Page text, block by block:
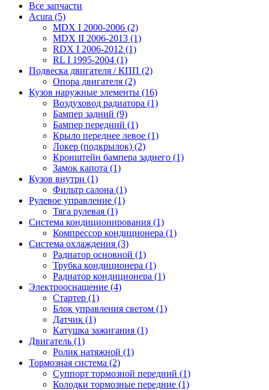
Все запчасти
Acura (5)
MDX I 2000-2006 (2)
MDX II 2006-2013 (1)
RDX I 2006-2012 (1)
RL I 1995-2004 (1)
Подвеска двигателя / КПП (2)
Опора двигателя (2)
Кузов наружные элементы (16)
Воздуховод радиатора (1)
Бампер задний (9)
Бампер передний (1)
Крыло переднее левое (1)
Локер (подкрылок) (2)
Кронштейн бампера заднего (1)
Замок капота (1)
Кузов внутри (1)
Фильтр салона (1)
Рулевое управление (1)
Тяга рулевая (1)
Система кондиционирования (1)
Компрессор кондиционера (1)
Система охлаждения (3)
Радиатор основной (1)
Трубка кондиционера (1)
Радиатор кондиционера (1)
Электрооснащение (4)
Стартер (1)
Блок управления светом (1)
Датчик (1)
Катушка зажигания (1)
Двигатель (1)
Ролик натяжной (1)
Тормозная система (2)
Суппорт тормозной передний (1)
Колодки тормозные передние (1)